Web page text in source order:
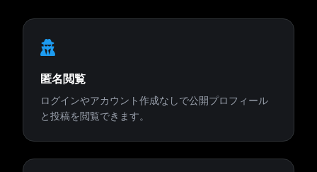
匿名閲覧
ログインやアカウント作成なしで公開プロフィール
と投稿を閲覧できます。